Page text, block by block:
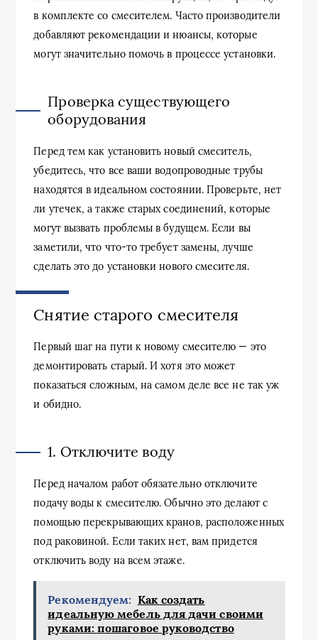
в комплекте со смесителем. Часто производители
добавляют рекомендации и нюансы, которые
могут значительно помочь в процессе установки.
Проверка существующего
оборудования
Перед тем как установить новый смеситель,
убедитесь, что все ваши водопроводные трубы
находятся в идеальном состоянии. Проверьте, нет
ли утечек, а также старых соединений, которые
могут вызвать проблемы в будущем. Если вы
заметили, что что-то требует замены, лучше
сделать это до установки нового смесителя.
Снятие старого смесителя
Первый шаг на пути к новому смесителю — это
демонтировать старый. И хотя это может
показаться сложным, на самом деле все не так уж
и обидно.
1. Отключите воду
Перед началом работ обязательно отключите
подачу воды к смесителю. Обычно это делают с
помощью перекрывающих кранов, расположенных
под раковиной. Если таких нет, вам придется
отключить воду на всем этаже.
Рекомендуем: Как создать
идеальную мебель для дачи своими
руками: пошаговое руководство